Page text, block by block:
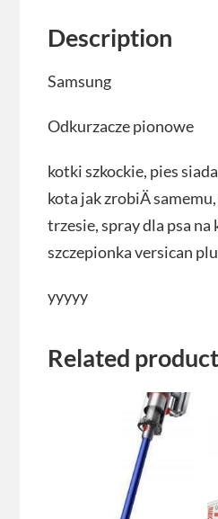
Description
Samsung
Odkurzacze pionowe
kotki szkockie, pies
kota jak zrobiÄ
trzesie, spray dla psa na
szczepionka versican
yyyyy
Related